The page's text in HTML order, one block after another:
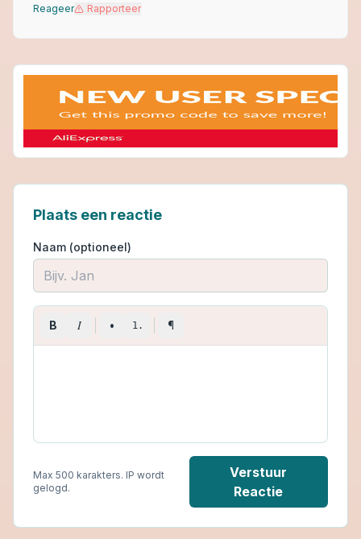
Reageer Rapporteer
Plaats een reactie
Naam (optioneel)
B I • 1. ¶
Max 500 karakters. IP wordt
gelogd.
Verstuur
Reactie